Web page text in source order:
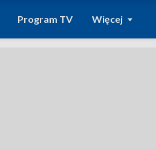
Program TV Więcej